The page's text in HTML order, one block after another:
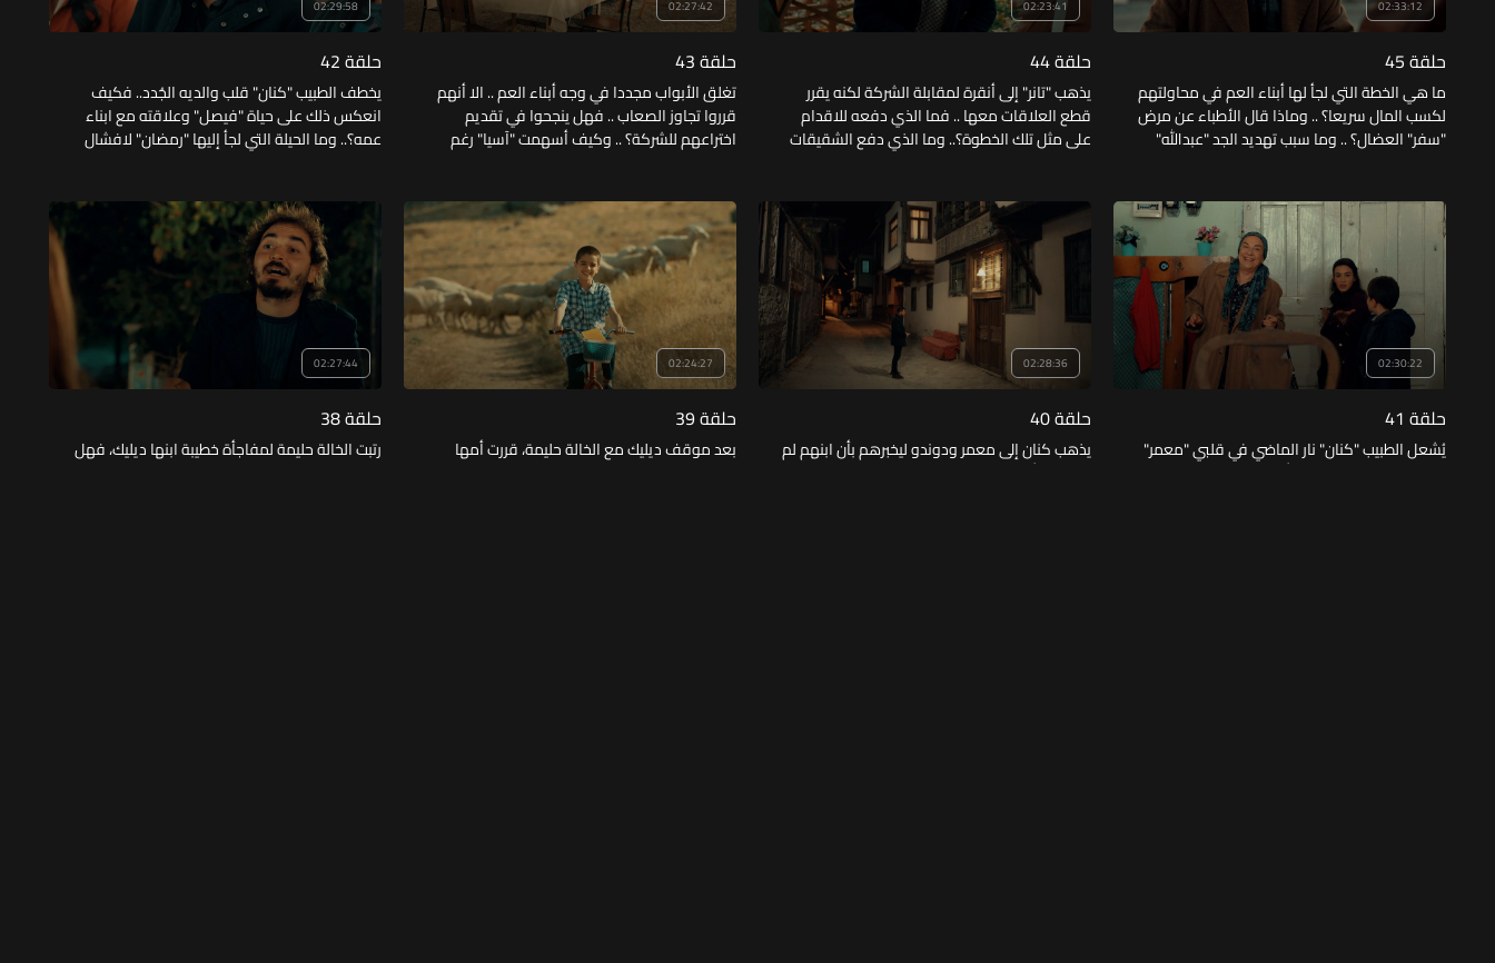
02:33:12
حلقة 45
ما هي الخطة التي لجأ لها أبناء العم في محاولتهم
لكسب المال سريعا؟ .. وماذا قال الأطباء عن مرض
"سفر" العضال؟ .. وما سبب تهديد الجد "عبدالله"
02:23:41
حلقة 44
يذهب "تانر" إلى أنقرة لمقابلة الشركة لكنه يقرر
قطع العلاقات معها .. فما الذي دفعه للاقدام
على مثل تلك الخطوة؟.. وما الذي دفع الشقيقات
مصارحته بشأن مرضه؟
02:27:42
حلقة 43
تغلق الأبواب مجددا في وجه أبناء العم .. الا أنهم
قرروا تجاوز الصعاب .. فهل ينجحوا في تقديم
اختراعهم للشركة؟ .. وكيف أسهمت "آسيا" رغم
02:29:58
حلقة 42
يخطف الطبيب "كنان" قلب والديه الجُدد.. فكيف
انعكس ذلك على حياة "فيصل" وعلاقته مع ابناء
عمه؟.. وما الحيلة التي لجأ إليها "رمضان" لافشال
02:30:22
حلقة 41
يُشعل الطبيب "كنان" نار الماضي في قلبي "معمر"
و"دوندو" بعد كشفه عن أن مولودهم مازال حيا ..
02:28:36
حلقة 40
يذهب كنان إلى معمر ودوندو ليخبرهم بأن ابنهم لم
يمت، لتبدأ في البحث عن ابنها، فما الذي ستصل
02:24:27
حلقة 39
بعد موقف ديليك مع الخالة حليمة، قررت أمها
02:27:44
حلقة 38
رتبت الخالة حليمة لمفاجأة خطيبة ابنها ديليك، فهل